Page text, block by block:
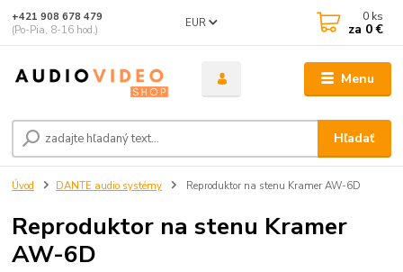
Menu
EUR
Hľadať
+421 908 678 479
(Po-Pia, 8-16 hod.)
0 ks
za 0 €
Úvod DANTE audio systémy Reproduktor na stenu Kramer AW-6D
Reproduktor na stenu Kramer
AW-6D